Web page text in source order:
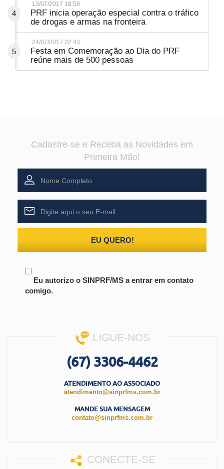
4
13/07/2017 18:58
PRF inicia operação especial contra o tráfico
de drogas e armas na fronteira
5
24/07/2017 22:43
Festa em Comemoração ao Dia do PRF
reúne mais de 500 pessoas
Cadastre-se e Receba as Novidades em
Primeira Mão!
EU QUERO!
Eu autorizo o SINPRF/MS a entrar em contato
comigo.
LIGUE-NOS
(67) 3306-4462
ATENDIMENTO AO ASSOCIADO
atendimento@sinprfms.com.br
MANDE SUA MENSAGEM
contato@sinprfms.com.br
CONECTE-SE